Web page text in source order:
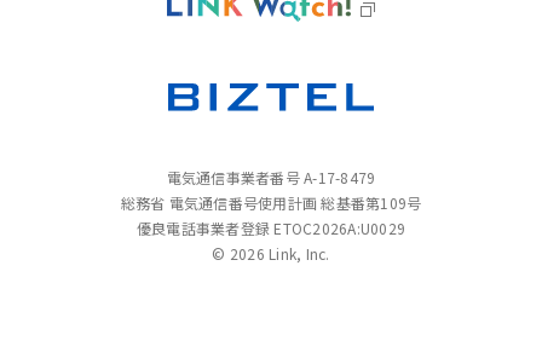
電気通信事業者番号 A-17-8479
総務省 電気通信番号使用計画 総基番第109号
優良電話事業者登録 ETOC2026A:U0029
© 2026 Link, Inc.